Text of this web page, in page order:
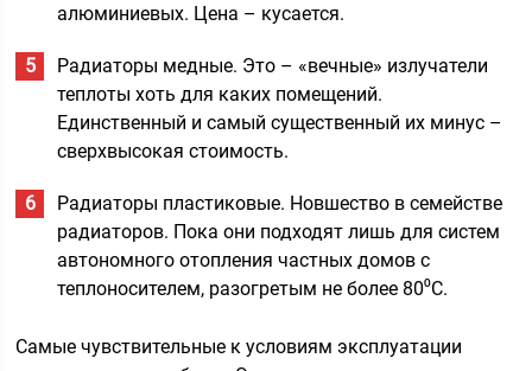
алюминиевых. Цена – кусается.
Радиаторы медные. Это – «вечные» излучатели
теплоты хоть для каких помещений.
Единственный и самый существенный их минус –
сверхвысокая стоимость.
Радиаторы пластиковые. Новшество в семействе
радиаторов. Пока они подходят лишь для систем
автономного отопления частных домов с
теплоносителем, разогретым не более 80⁰С.
Самые чувствительные к условиям эксплуатации